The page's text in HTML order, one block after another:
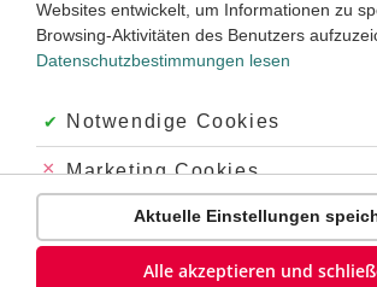
Von der DNA zum Protein
#rRNA
#Ribosom #Translation #Transkription
#Proteinbiosynthese
#Eiweis
Übung
Video
2
Websites entwickelt, um Informationen zu
Browsing-Aktivitäten des Benutzers
Datenschutzbestimmungen lesen
Akzeptiert:
Notwendige Cookies
Abgelehnt:
Marketing Cookies
Abgelehnt:
Personalisierungs-Cookies
Aktuelle Einstellungen
Alle akzeptieren und